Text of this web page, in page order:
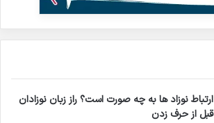
ارتباط نوزاد ها به چه صورت است؟ راز زبان نوزادان
قبل از حرف زدن